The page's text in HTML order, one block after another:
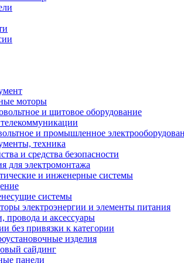
моторы
и щитовое оборудование
и промышленное
техника
и средства безопасности
для электромонтажа
и инженерные системы
системы
электроэнергии и элементы питания
провода и аксессуары
без привязки к категории
изделия
сайдинг
панели